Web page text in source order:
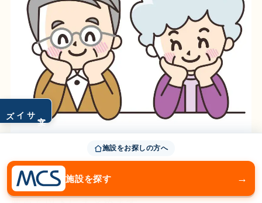
サイズ
ここまでレビー小体型認知症のリハビリにつ
いてお伝えしました。
施設をお探しの方へ
施設を探す →